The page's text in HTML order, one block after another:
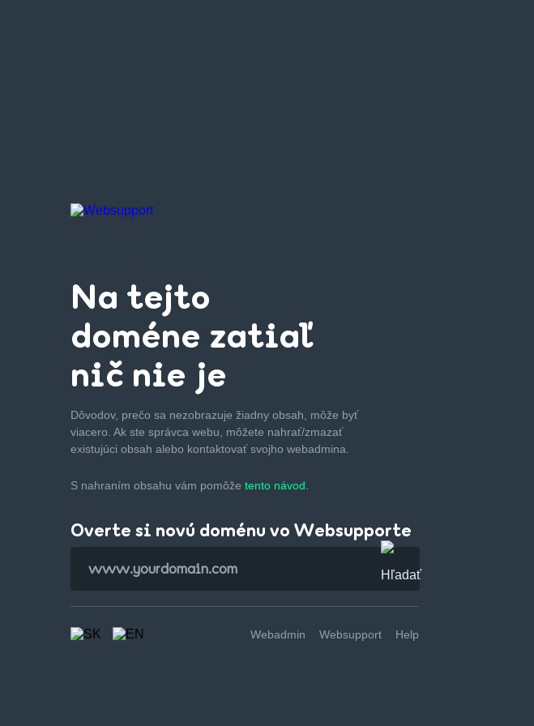
Na tejto
doméne zatiaľ
nič nie je
Dôvodov, prečo sa nezobrazuje žiadny obsah, môže byť
viacero. Ak ste správca webu, môžete nahrať/zmazať
existujúci obsah alebo kontaktovať svojho webadmina.
S nahraním obsahu vám pomôže tento návod.
Overte si novú doménu vo Websupporte
Webadmin Websupport Help